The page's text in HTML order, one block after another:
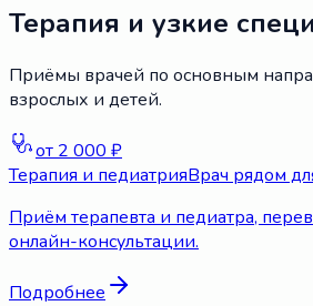
Терапия и узкие
Приёмы врачей по основным
взрослых и детей.
от 2 000 ₽
Терапия и педиатрияВрач рядом
Приём терапевта и педиатра,
онлайн-консультации.
Подробнее